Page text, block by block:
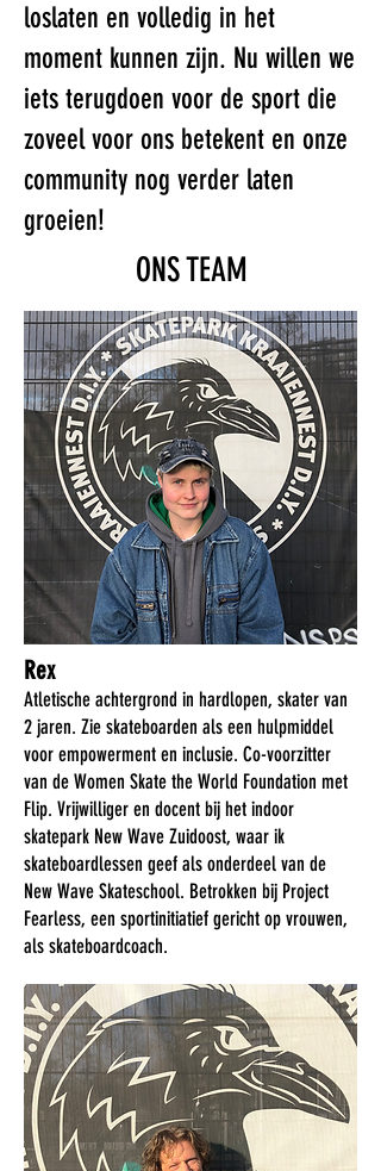
loslaten en volledig in het
moment kunnen zijn. Nu willen we
iets terugdoen voor de sport die
zoveel voor ons betekent en onze
community nog verder laten
groeien!
ONS TEAM
Rex
Atletische achtergrond in hardlopen, skater van
2 jaren. Zie skateboarden als een hulpmiddel
voor empowerment en inclusie. Co-voorzitter
van de Women Skate the World Foundation met
Flip. Vrijwilliger en docent bij het indoor
skatepark New Wave Zuidoost, waar ik
skateboardlessen geef als onderdeel van de
New Wave Skateschool. Betrokken bij Project
Fearless, een sportinitiatief gericht op vrouwen,
als skateboardcoach.